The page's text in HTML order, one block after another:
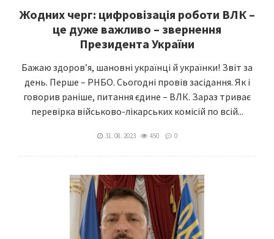
Жодних черг: цифровізація роботи ВЛК –
це дуже важливо – звернення
Президента України
Бажаю здоровʼя, шановні українці й українки! Звіт за
день. Перше – РНБО. Сьогодні провів засідання. Як і
говорив раніше, питання єдине – ВЛК. Зараз триває
перевірка військово-лікарських комісій по всій...
31. 08. 2023 450 0